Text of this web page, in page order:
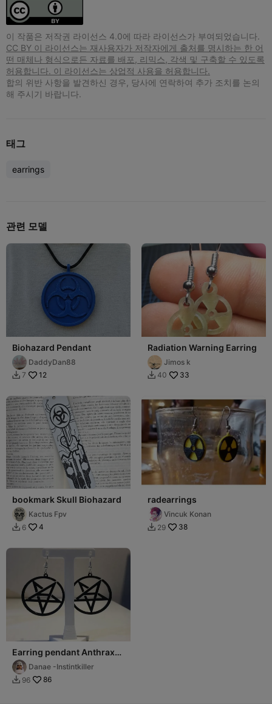
이 작품은 저작권 라이선스 4.0에 따라 라이선스가 부여되었습니다.
CC BY 이 라이선스는 재사용자가 저작자에게 출처를 명시하는 한 어
떤 매체나 형식으로든 자료를 배포, 리믹스, 각색 및 구축할 수 있도록
허용합니다. 이 라이선스는 상업적 사용을 허용합니다.
합의 위반 사항을 발견하신 경우, 당사에 연락하여 추가 조치를 논의
해 주시기 바랍니다.
태그
earrings
관련 모델
Biohazard Pendant
DaddyDan88
 7 12
Radiation Warning Earring
Jimos k
 40 33
bookmark Skull Biohazard
Kactus Fpv
 6 4
radearrings
Vincuk Konan
 29 38
Earring pendant Anthrax
rock metal band
Danae -Instintkiller
 96 86